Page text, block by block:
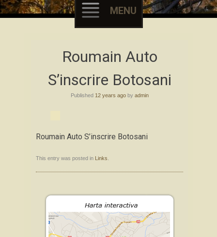
MENU
to
Roumain Auto
S’inscrire Botosani
Published 12 years agoby admin
Roumain Auto S’inscrire Botosani
This entry was posted in Links